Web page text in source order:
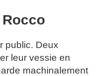
public. Deux
leur vessie en
machinalement